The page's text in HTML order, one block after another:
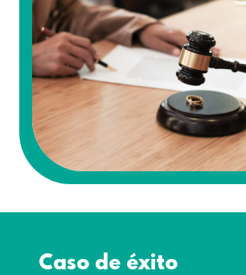
Caso de éxito